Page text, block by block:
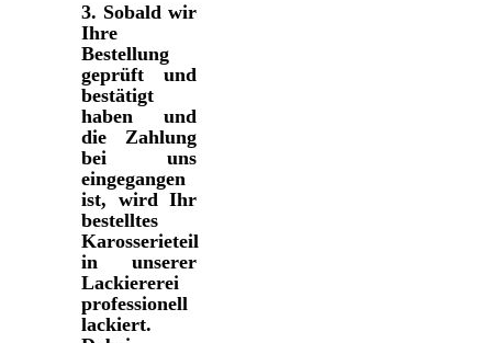
3. Sobald wir
Ihre
Bestellung
geprüft und
bestätigt
haben und
die Zahlung
bei uns
eingegangen
ist, wird Ihr
bestelltes
Karosserieteil
in unserer
Lackiererei
professionell
lackiert.